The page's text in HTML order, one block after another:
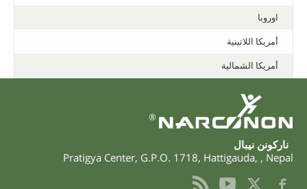
اوروبا
أمريكا اللاتينية
أمريكا الشمالية
®
ناركونن نيبال
Pratigya Center, G.P.O. 1718, Hattigauda, , Nepal